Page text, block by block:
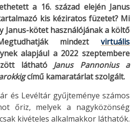
a 16. század elején Janus
kis kéziratos füzetet? Mi
Janus-kötet használójának a költő
mindezt virtuális
alapjául a 2022 szeptembere
látható Janus Pannonius a
című kamaratárlat szolgált.
és Levéltár gyűjteménye számos
őriz, melyek a nagyközönség
kivételes alkalmakkor láthatók.